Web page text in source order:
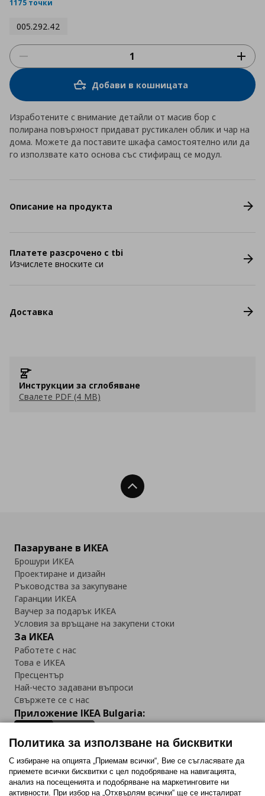
1175 точки
005.292.42
Добави в кошницата
Изработените с внимание детайли от масив бор с
полирана повърхност придават рустикален облик и чар на
дома. Можете да поставите шкафа самостоятелно или да
го използвате като основа със стифиращ се модул.
Описание на продукта
Платете разсрочено с tbi
Изчислете вноските си
Доставка
Инструкции за сглобяване
Свалете PDF (4 MB)
Нагоре
Пазаруване в ИКЕА
Брошури ИКЕА
Проектиране и дизайн
Ръководства за закупуване
Гаранции ИКЕА
Ваучер за подарък ИКЕА
Условия за връщане на закупени стоки
За ИКЕА
Работете с нас
Това е ИКЕА
Пресцентър
Най-често задавани въпроси
Свържете се с нас
Приложение IKEA Bulgaria:
Последвайте ни:
Политика за използване на бисквитки
С избиране на опцията „Приемам всички“, Вие се съгласявате да
приемете всички бисквитки с цел подобряване на навигацията,
анализ на посещенията и подобряване на маркетинговите ни
активности. При избор на „Отхвърлям всички“ ще се инсталират